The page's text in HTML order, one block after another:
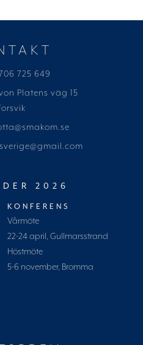
725 649
Platens väg 15
2026
KONFERENS
Vårmöte
22-24 april, Gullmarsstrand
Höstmöte
5-6 november, Bromma